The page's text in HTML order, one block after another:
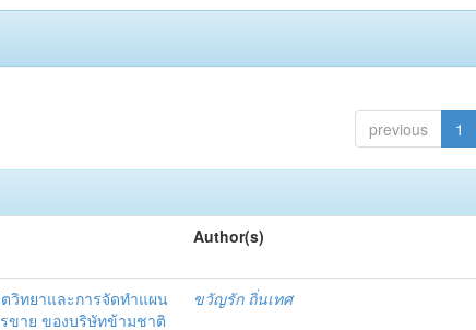
previous 1
Author(s)
วิทยาและการจัดทำแผน
ขาย ของบริษัทข้ามชาติ
ขวัญรัก ถิ่นเทศ